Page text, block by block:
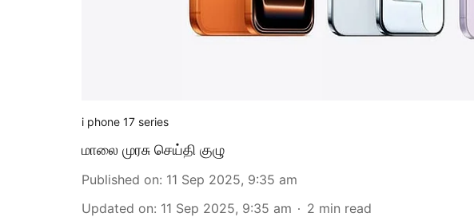
i phone 17 series
மாலை முரசு செய்தி குழு
Published on: 11 Sep 2025, 9:35 am
Updated on: 11 Sep 2025, 9:35 am 2 min read